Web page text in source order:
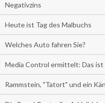
Negativzins
Heute ist Tag des Malbuchs
Welches Auto fahren Sie?
Media Control ermittelt: Das ist
Rammstein, "Tatort" und ein